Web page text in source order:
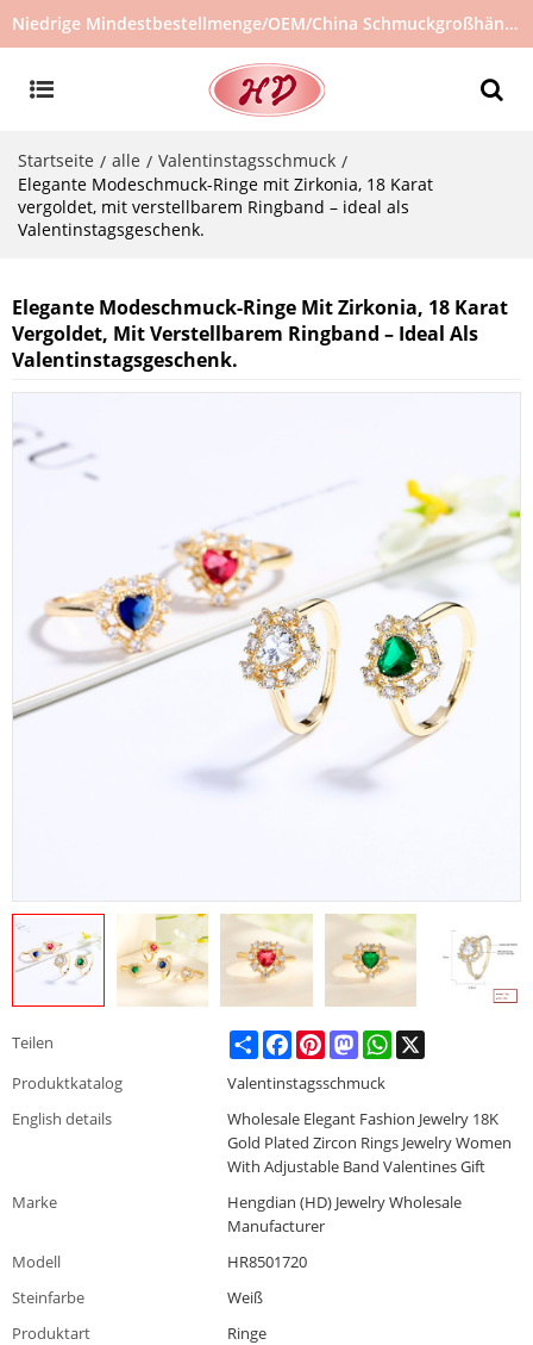
Niedrige Mindestbestellmenge/OEM/China Schmuckgroßhändler/Schmucklieferant/heiß verkaufter Schmuck auf Lager/kein gebrauchter Schmuck
Startseite / alle / Valentinstagsschmuck /
Elegante Modeschmuck-Ringe mit Zirkonia, 18 Karat
vergoldet, mit verstellbarem Ringband – ideal als
Valentinstagsgeschenk.
Elegante Modeschmuck-Ringe Mit Zirkonia, 18 Karat
Vergoldet, Mit Verstellbarem Ringband – Ideal Als
Valentinstagsgeschenk.
Teilen ShareFacebookPinterestMastodonWhatsApp
Produktkatalog
Valentinstagsschmuck
English details
Wholesale Elegant Fashion Jewelry 18K
Gold Plated Zircon Rings Jewelry Women
With Adjustable Band Valentines Gift
Marke
Hengdian (HD) Jewelry Wholesale
Manufacturer
Modell
HR8501720
Steinfarbe
Weiß
Produktart
Ringe